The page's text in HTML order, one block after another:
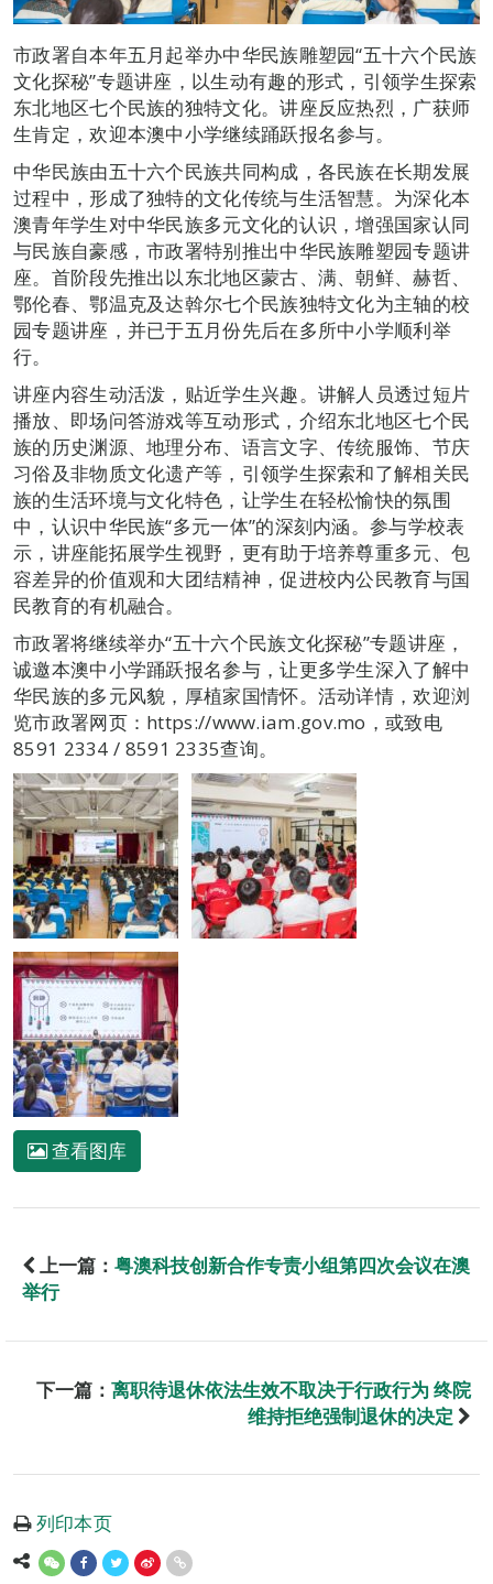
市政署自本年五月起举办中华民族雕塑园“五十六个民族
文化探秘”专题讲座，以生动有趣的形式，引领学生探索
东北地区七个民族的独特文化。讲座反应热烈，广获师
生肯定，欢迎本澳中小学继续踊跃报名参与。
中华民族由五十六个民族共同构成，各民族在长期发展
过程中，形成了独特的文化传统与生活智慧。为深化本
澳青年学生对中华民族多元文化的认识，增强国家认同
与民族自豪感，市政署特别推出中华民族雕塑园专题讲
座。首阶段先推出以东北地区蒙古、满、朝鲜、赫哲、
鄂伦春、鄂温克及达斡尔七个民族独特文化为主轴的校
园专题讲座，并已于五月份先后在多所中小学顺利举
行。
讲座内容生动活泼，贴近学生兴趣。讲解人员透过短片
播放、即场问答游戏等互动形式，介绍东北地区七个民
族的历史渊源、地理分布、语言文字、传统服饰、节庆
习俗及非物质文化遗产等，引领学生探索和了解相关民
族的生活环境与文化特色，让学生在轻松愉快的氛围
中，认识中华民族“多元一体”的深刻内涵。参与学校表
示，讲座能拓展学生视野，更有助于培养尊重多元、包
容差异的价值观和大团结精神，促进校内公民教育与国
民教育的有机融合。
市政署将继续举办“五十六个民族文化探秘”专题讲座，
诚邀本澳中小学踊跃报名参与，让更多学生深入了解中
华民族的多元风貌，厚植家国情怀。活动详情，欢迎浏
览市政署网页：https://www.iam.gov.mo，或致电
8591 2334 / 8591 2335查询。
查看图库
上一篇： 粤澳科技创新合作专责小组第四次会议在澳
举行
下一篇： 离职待退休依法生效不取决于行政行为 终院
维持拒绝强制退休的决定
列印本页